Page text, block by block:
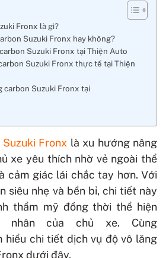
Fronx là gì?
Suzuki Fronx hay không?
Suzuki Fronx tại Thiện Auto
Suzuki Fronx thực tế tại Thiện
carbon Suzuki Fronx tại
Fronx là xu hướng nâng
xe yêu thích nhờ vẻ ngoài thể
cảm giác lái chắc tay hơn. Với
siêu nhẹ và bền bỉ, chi tiết này
thẩm mỹ đồng thời thể hiện
nhân của chủ xe. Cùng
hiểu chi tiết dịch vụ độ vô lăng
dưới đây.